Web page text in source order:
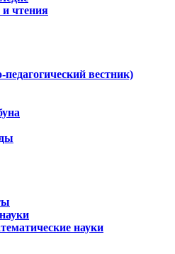
чтения
вестник)
науки